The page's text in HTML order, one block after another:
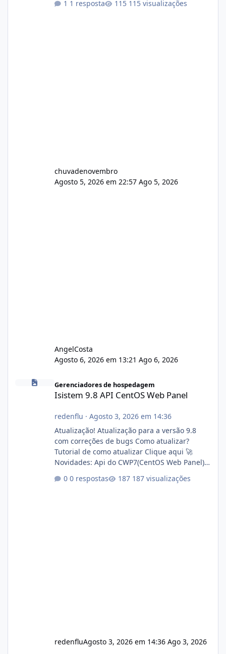
1 resposta 115 visualizações
chuvadenovembro
Agosto 5, 2026 em 22:57 Ago 5, 2026
AngelCosta
Agosto 6, 2026 em 13:21 Ago 6, 2026
Isistem 9.8 API CentOS Web Panel
Gerenciadores de hospedagem
Isistem 9.8 API CentOS Web Panel
redenflu · Agosto 3, 2026 em 14:36
Atualização! Atualização para a versão 9.8
com correções de bugs Como atualizar?
Tutorial de como atualizar Clique aqui 🚀
Novidades: Api do CWP7(CentOS Web Panel)
autorizado a usasr o isistem:
0 respostas 187 visualizações
redenfluAgosto 3, 2026 em 14:36 Ago 3, 2026